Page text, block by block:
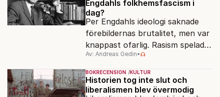
Engdahls folkhemsfascism i
dag?
Per Engdahls ideologi saknade
förebildernas brutalitet, men var
knappast ofarlig. Rasism spelades
ned i förmån för "kultur". Känns
det igen?
Av: Andreas Gedin•
BOKRECENSION KULTUR
Historien tog inte slut och
liberalismen blev övermodig